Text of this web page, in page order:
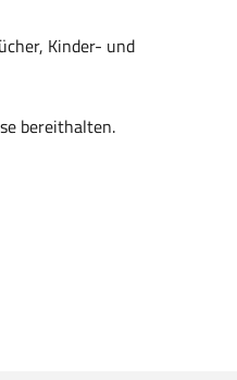
, Kinder- und
bereithalten.